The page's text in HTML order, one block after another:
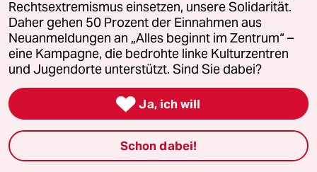
eine gute Sache
2 Streit um Rente mit 63
Passgenauer Populismus
3 Bundeszentrale gegen Kinderfiguren
Benjamin, du lieber Anarchist
Rechtsextremismus einsetzen, unsere Solidarität.
Daher gehen 50 Prozent der Einnahmen aus
Neuanmeldungen an „Alles beginnt im Zentrum“ –
eine Kampagne, die bedrohte linke Kulturzentren
und Jugendorte unterstützt. Sind Sie dabei?
 Ja, ich will
Schon dabei!